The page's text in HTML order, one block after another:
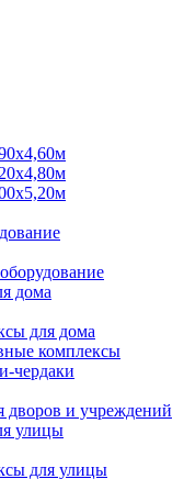
дома
для дома
комплексы
чердаки
дворов и учреждений
улицы
для улицы